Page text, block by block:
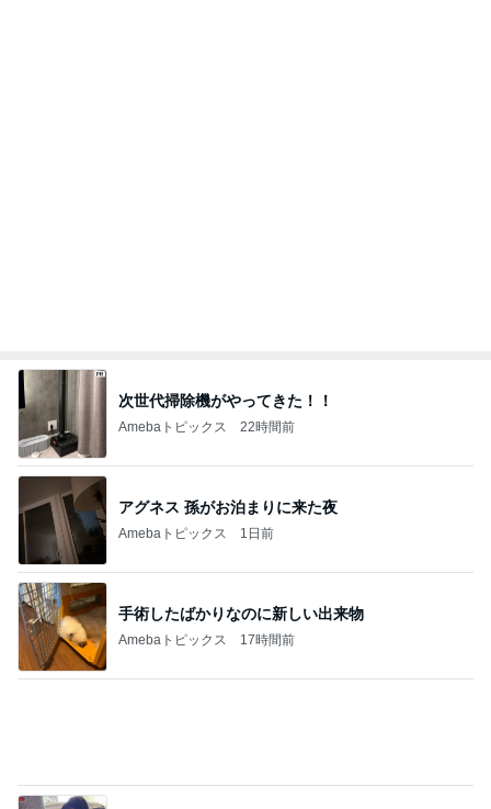
次世代掃除機がやってきた！！
Amebaトピックス 22時間前
アグネス 孫がお泊まりに来た夜
Amebaトピックス 1日前
手術したばかりなのに新しい出来物
Amebaトピックス 17時間前